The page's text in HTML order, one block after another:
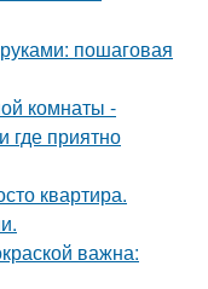
пошаговая
комнаты -
где приятно
квартира.
важна: